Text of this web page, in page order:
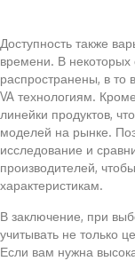
Доступность также
времени. В некоторых
распространены, в то
VA технологиям.
линейки продуктов,
моделей на рынке.
исследование и
производителей,
характеристикам.
В заключение, при
учитывать не только
Если вам нужна